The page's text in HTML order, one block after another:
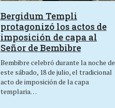
Bergidum Templi
protagonizó los actos de
imposición de capa al
Señor de Bembibre
Bembibre celebró durante la noche de
este sábado, 18 de julio, el tradicional
acto de imposición de la capa
templaria…